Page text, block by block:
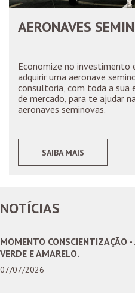
AERONAVES
Economize no investimento
adquirir uma aeronave
consultoria, com toda a sua
de mercado, para te ajudar
aeronaves seminovas.
SAIBA MAIS
NOTÍCIAS
MOMENTO CONSCIENTIZAÇÃO -
VERDE E AMARELO.
07/07/2026